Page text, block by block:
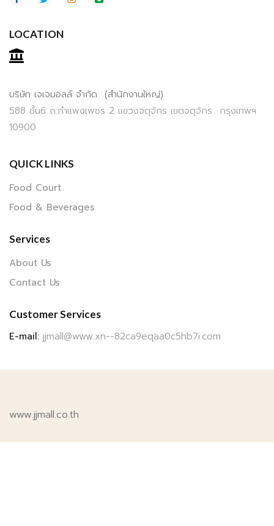
LOCATION
บริษัท เจเจมอลล์ จำกัด (สำนักงานใหญ่)
588 ชั้น6 ถ.กำแพงเพชร 2 แขวงจตุจักร เขตจตุจักร กรุงเทพฯ
10900
QUICK LINKS
Food Court
Food & Beverages
Services
About Us
Contact Us
Customer Services
E-mail: jjmall@www.xn--82ca9eqaa0c5hb7i.com
www.jjmall.co.th